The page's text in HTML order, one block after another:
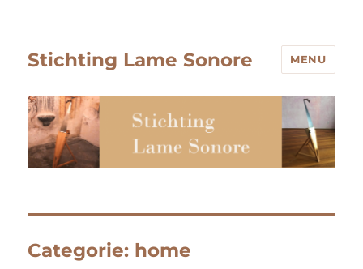
Stichting Lame Sonore MENU
Categorie: home